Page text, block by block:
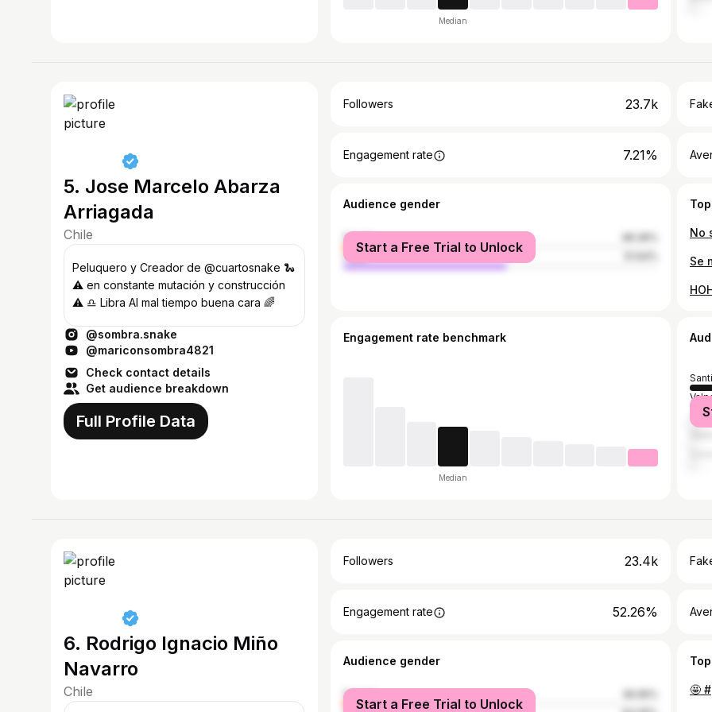
Median
5. Jose Marcelo Abarza
Arriagada
Chile
Peluquero y Creador de @cuartosnake 🐍
⚠️ en constante mutación y construcción
⚠️ ♎️ Libra Al mal tiempo buena cara 🌈
@sombra.snake
@mariconsombra4821
Check contact details
Get audience breakdown
Full Profile Data
Followers 23.7k
Engagement rate 7.21%
Audience gender
female
male
Start a Free Trial to Unlock
Se
Engagement rate benchmark
Median
6. Rodrigo Ignacio Miño
Navarro
Chile
Followers 23.4k
Engagement rate 52.26%
Audience gender
female
Start a Free Trial to Unlock